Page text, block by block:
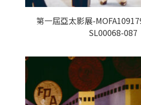
第一屆亞太影展-
SL00068-087